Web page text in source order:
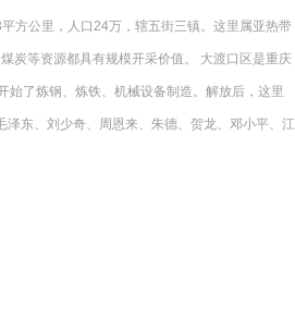
方公里，人口24万，辖五街三镇。这里属亚热带
炭等资源都具有规模开采价值。 大渡口区是重庆
了炼钢、炼铁、机械设备制造。解放后，这里
东、刘少奇、周恩来、朱德、贺龙、邓小平、江